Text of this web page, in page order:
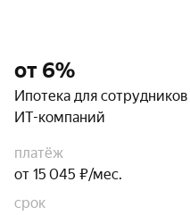
от 6%
Ипотека для сотрудников
ИТ-компаний
платёж
от 15 045 ₽/мес.
срок